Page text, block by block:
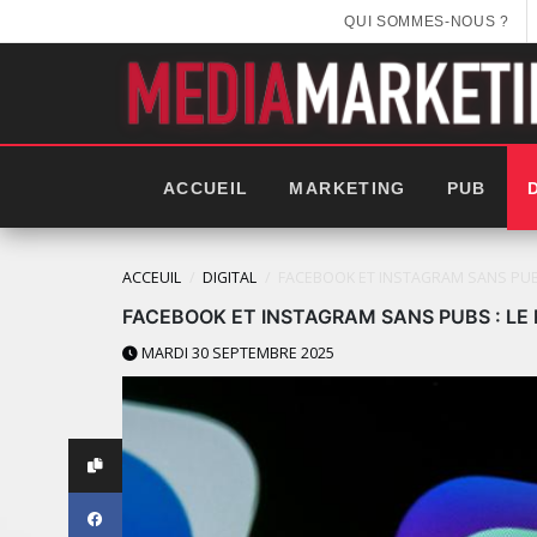
QUI SOMMES-NOUS ?
ACCUEIL MARKETING PUB
ACCEUIL DIGITAL
FACEBOOK ET INSTAGRAM SANS PUBS :
MARDI 30 SEPTEMBRE 2025